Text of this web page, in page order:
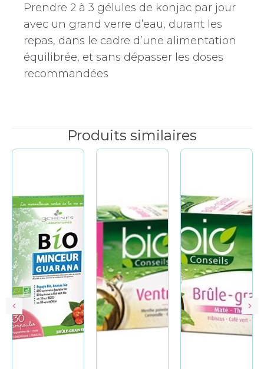
Prendre 2 à 3 gélules de konjac par jour
avec un grand verre d’eau, durant les
repas, dans le cadre d’une alimentation
équilibrée, et sans dépasser les doses
recommandées
Produits similaires